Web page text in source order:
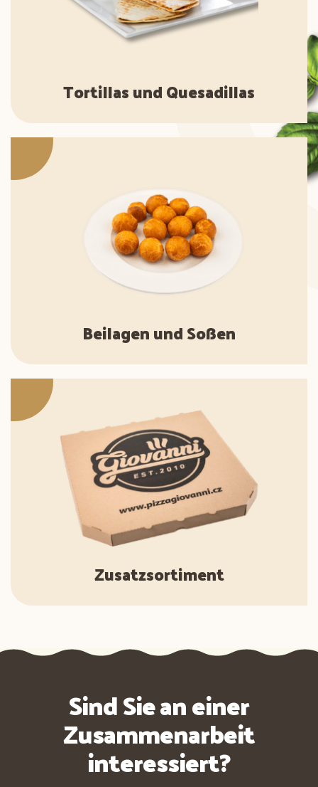
Tortillas und Quesadillas
Beilagen und Soßen
Zusatzsortiment
Sind Sie an einer
Zusammenarbeit
interessiert?